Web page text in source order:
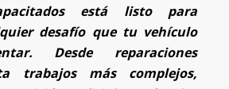
está listo para
desafío que tu vehículo
Desde reparaciones
trabajos más complejos,